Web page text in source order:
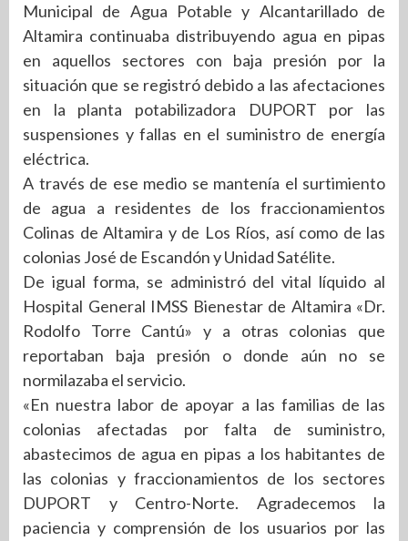
Municipal de Agua Potable y Alcantarillado de
Altamira continuaba distribuyendo agua en pipas
en aquellos sectores con baja presión por la
situación que se registró debido a las afectaciones
en la planta potabilizadora DUPORT por las
suspensiones y fallas en el suministro de energía
eléctrica.
A través de ese medio se mantenía el surtimiento
de agua a residentes de los fraccionamientos
Colinas de Altamira y de Los Ríos, así como de las
colonias José de Escandón y Unidad Satélite.
De igual forma, se administró del vital líquido al
Hospital General IMSS Bienestar de Altamira «Dr.
Rodolfo Torre Cantú» y a otras colonias que
reportaban baja presión o donde aún no se
normilazaba el servicio.
«En nuestra labor de apoyar a las familias de las
colonias afectadas por falta de suministro,
abastecimos de agua en pipas a los habitantes de
las colonias y fraccionamientos de los sectores
DUPORT y Centro-Norte. Agradecemos la
paciencia y comprensión de los usuarios por las